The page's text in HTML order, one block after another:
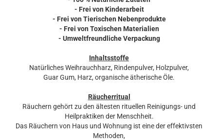
- Frei von Kinderarbeit
- Frei von Tierischen Nebenprodukte
- Frei von Toxischen Materialien
- Umweltfreundliche Verpackung
Inhaltsstoffe
Natürliches Weihrauchharz, Rindenpulver, Holzpulver,
Guar Gum, Harz, organische ätherische Öle.
Räucherritual
Räuchern gehört zu den ältesten rituellen Reinigungs- und
Heilpraktiken der Menschheit.
Das Räuchern von Haus und Wohnung ist eine der effektivsten
Methoden,